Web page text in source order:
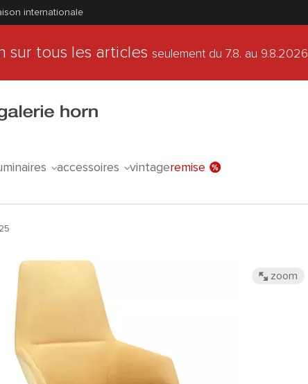
internationale
sur tous les articles seulement du 7.8. au 9.8.2026
accessoires vintageremise
zoom